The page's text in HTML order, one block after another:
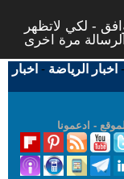
- لكي لاتظهر
- اخبار الرياضة - اخبار
- ادعمونا